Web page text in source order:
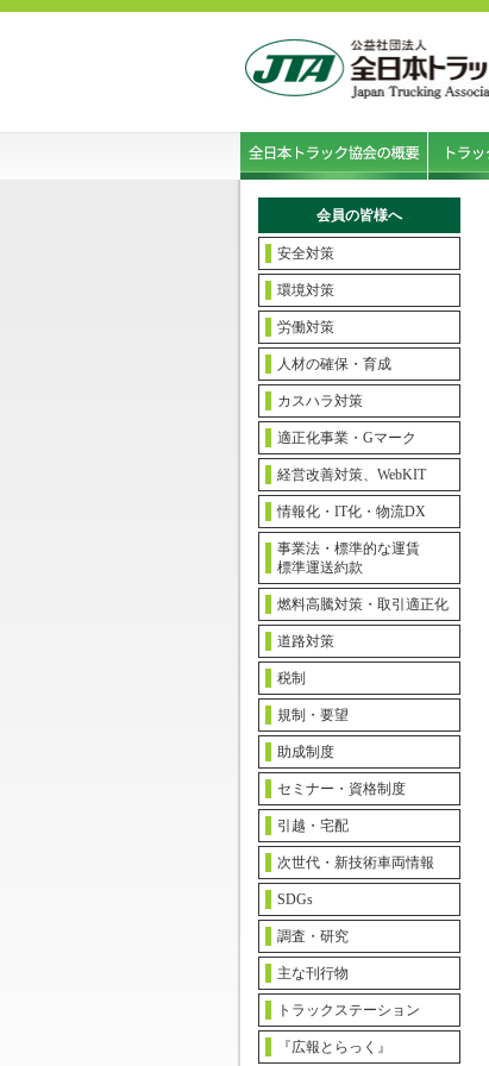
会員の皆様へ
安全対策
環境対策
労働対策
人材の確保・育成
カスハラ対策
適正化事業・Gマーク
経営改善対策、WebKIT
情報化・IT化・物流DX
事業法・標準的な運賃
標準運送約款
燃料高騰対策・取引適正化
道路対策
税制
規制・要望
助成制度
セミナー・資格制度
引越・宅配
次世代・新技術車両情報
SDGs
調査・研究
主な刊行物
トラックステーション
『広報とらっく』